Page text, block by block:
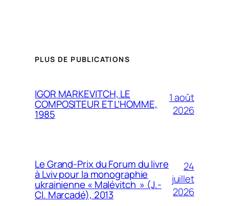
PLUS DE PUBLICATIONS
IGOR MARKEVITCH, LE
COMPOSITEUR ET L’HOMME,
1985
1 août
2026
Le Grand-Prix du Forum du livre
à Lviv pour la monographie
ukrainienne « Malévitch » (J.-
Cl. Marcadé), 2013
24
juillet
2026